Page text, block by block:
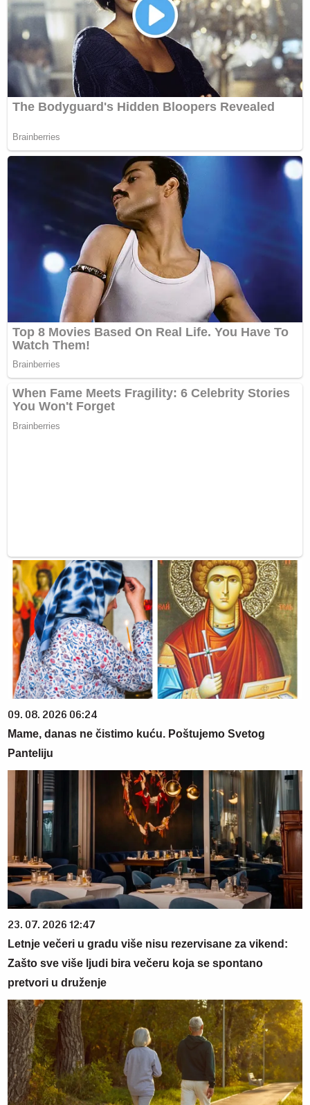
09. 08. 2026 06:24
Mame, danas ne čistimo kuću. Poštujemo Svetog
Panteliju
23. 07. 2026 12:47
Letnje večeri u gradu više nisu rezervisane za vikend:
Zašto sve više ljudi bira večeru koja se spontano
pretvori u druženje